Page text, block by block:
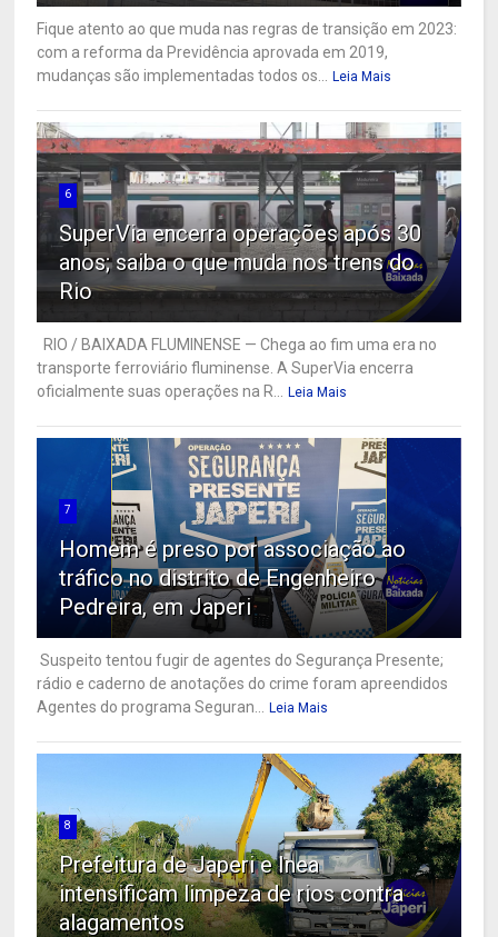
Fique atento ao que muda nas regras de transição em 2023:
com a reforma da Previdência aprovada em 2019,
mudanças são implementadas todos os...
Leia Mais
6
SuperVia encerra operações após 30
anos; saiba o que muda nos trens do
Rio
RIO / BAIXADA FLUMINENSE — Chega ao fim uma era no
transporte ferroviário fluminense. A SuperVia encerra
oficialmente suas operações na R...
Leia Mais
7
Homem é preso por associação ao
tráfico no distrito de Engenheiro
Pedreira, em Japeri
Suspeito tentou fugir de agentes do Segurança Presente;
rádio e caderno de anotações do crime foram apreendidos
Agentes do programa Seguran...
Leia Mais
8
Prefeitura de Japeri e Inea
intensificam limpeza de rios contra
alagamentos